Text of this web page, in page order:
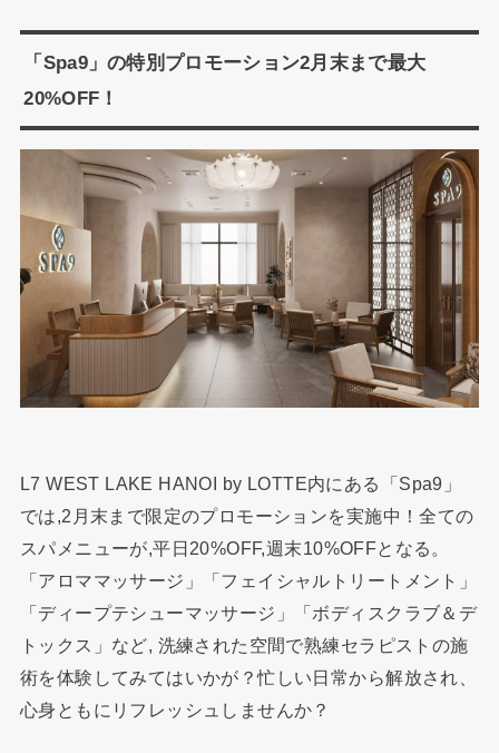
「Spa9」の特別プロモーション2月末まで最大
20%OFF！
L7 WEST LAKE HANOI by LOTTE内にある「Spa9」
では,2月末まで限定のプロモーションを実施中！全ての
スパメニューが,平日20%OFF,週末10%OFFとなる。
「アロママッサージ」「フェイシャルトリートメント」
「ディープテシューマッサージ」「ボディスクラブ＆デ
トックス」など, 洗練された空間で熟練セラピストの施
術を体験してみてはいかが？忙しい日常から解放され、
心身ともにリフレッシュしませんか？